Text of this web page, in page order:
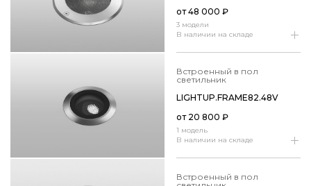
3 модели
В наличии на складе
от48 000 ₽
встроенный в пол
светильник
1 модель
В наличии на складе
LIGHTUP.​FRAME82.​48V
от 20 800 ₽
встроенный в пол